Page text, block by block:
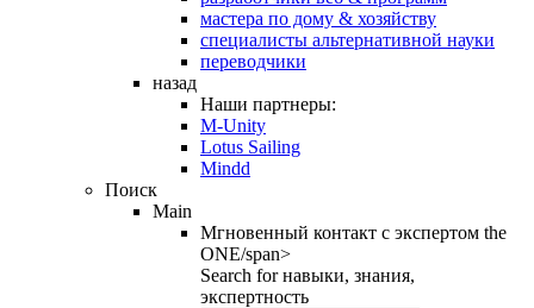
мастера по дому & хозяйству
специалисты альтернативной науки
переводчики
назад
Наши партнеры:
M-Unity
Lotus Sailing
Mindd
Поиск
Main
Мгновенный контакт с экспертом the
ONE/span>
Search forнавыки, знания,
экспертность